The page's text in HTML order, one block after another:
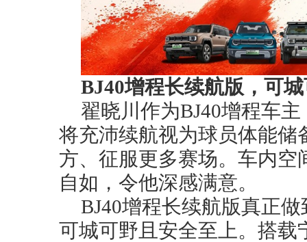
BJ40增程长续航版， 可
翟晓川作为BJ40增程车
将充沛续航视为球员体能储
方、征服更多赛场。车内
自如，令他深感满意。
BJ40增程长续航版真正
可城可野且安全至上。搭